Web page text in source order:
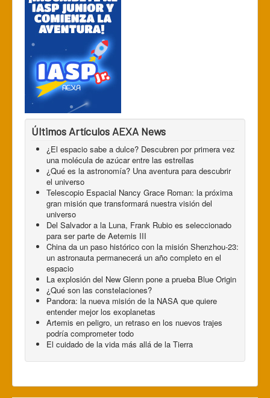
Últimos Artículos AEXA News
¿El espacio sabe a dulce? Descubren por primera vez
una molécula de azúcar entre las estrellas
¿Qué es la astronomía? Una aventura para descubrir
el universo
Telescopio Espacial Nancy Grace Roman: la próxima
gran misión que transformará nuestra visión del
universo
Del Salvador a la Luna, Frank Rubio es seleccionado
para ser parte de Aetemis III
China da un paso histórico con la misión Shenzhou-23:
un astronauta permanecerá un año completo en el
espacio
La explosión del New Glenn pone a prueba Blue Origin
¿Qué son las constelaciones?
Pandora: la nueva misión de la NASA que quiere
entender mejor los exoplanetas
Artemis en peligro, un retraso en los nuevos trajes
podría comprometer todo
El cuidado de la vida más allá de la Tierra